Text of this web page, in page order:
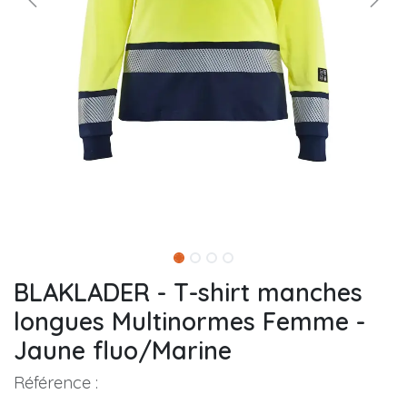
BLAKLADER - T-shirt manches
longues Multinormes Femme -
Jaune fluo/Marine
Référence :